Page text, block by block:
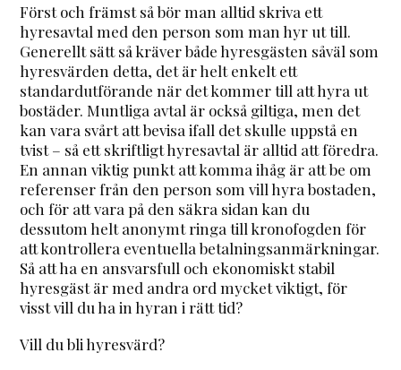
Först och främst så bör man alltid skriva ett
hyresavtal med den person som man hyr ut till.
Generellt sätt så kräver både hyresgästen såväl som
hyresvärden detta, det är helt enkelt ett
standardutförande när det kommer till att hyra ut
bostäder. Muntliga avtal är också giltiga, men det
kan vara svårt att bevisa ifall det skulle uppstå en
tvist – så ett skriftligt hyresavtal är alltid att föredra.
En annan viktig punkt att komma ihåg är att be om
referenser från den person som vill hyra bostaden,
och för att vara på den säkra sidan kan du
dessutom helt anonymt ringa till kronofogden för
att kontrollera eventuella betalningsanmärkningar.
Så att ha en ansvarsfull och ekonomiskt stabil
hyresgäst är med andra ord mycket viktigt, för
visst vill du ha in hyran i rätt tid?
Vill du bli hyresvärd?